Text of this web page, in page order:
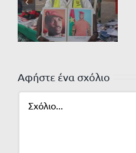
Αφήστε ένα σχόλιο